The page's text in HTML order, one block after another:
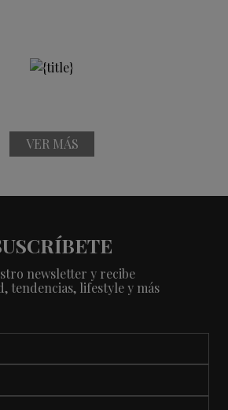
VER MÁS
newsletter y recibe
tendencias, lifestyle y más